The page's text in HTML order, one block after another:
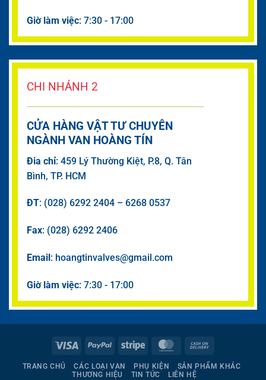
Giờ làm việc: 7:30 - 17:00
CHI NHÁNH 2
CỬA HÀNG VẬT TƯ CHUYÊN
NGÀNH VAN HOÀNG TÍN
Đia chỉ: 459 Lý Thường Kiệt, P.8, Q. Tân
Bình, TP. HCM
ĐT: (028) 6292 2404 – 6268 0537
Fax: (028) 6292 2406
Email: hoangtinvalves@gmail.com
Giờ làm việc: 7:30 - 17:00
Visa PayPal Stripe MasterCard
Delivery
TRANG CHỦ CÁC LOẠI VAN PHỤ KIỆN
SẢN PHẨM KHÁC
THƯƠNG HIỆU
TIN TỨC LIÊN HỆ